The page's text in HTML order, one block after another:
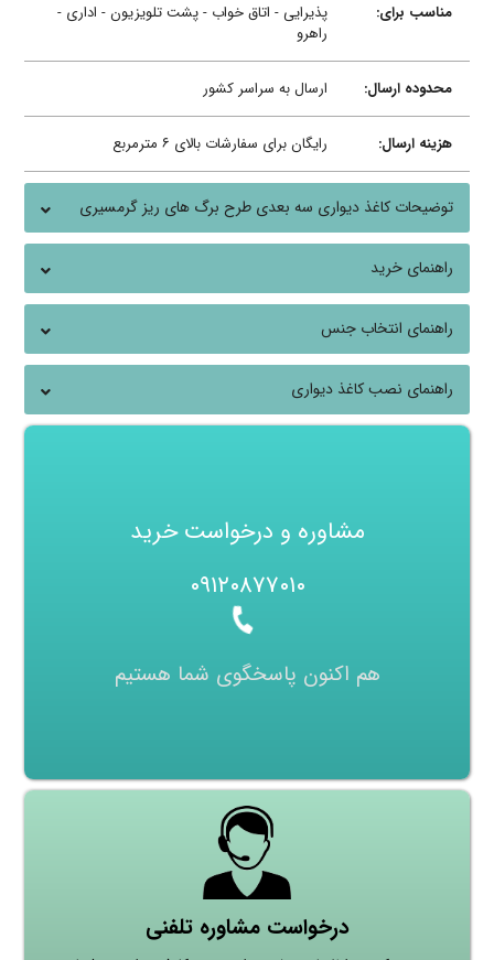
مناسب برای:
پذیرایی - اتاق خواب - پشت تلویزیون - اداری -
راهرو
محدوده ارسال: ارسال به سراسر کشور
هزینه ارسال: رایگان برای سفارشات بالای ۶ مترمربع
توضیحات کاغذ دیواری سه بعدی طرح برگ های ریز گرمسیری
جنگل مه آلود
راهنمای خرید
راهنمای انتخاب جنس
راهنمای نصب کاغذ دیواری
مشاوره و درخواست خرید
۰۹۱۲۰۸۷۷۰۱۰
هم اکنون پاسخگوی شما هستیم
درخواست مشاوره تلفنی